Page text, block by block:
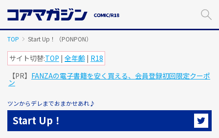
TOP Start Up！（PONPON）
サイト切替:TOP | 全年齢 | R18
【PR】 FANZAの電子書籍を安く買える、会員登録初回限定クーポ
ン
ツンからデレまでおまかせあれ♪
Start Up！